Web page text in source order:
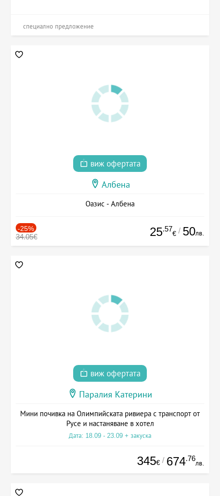
специално предложение
виж офертата
Албена
Оазис - Албена
-25%
34.05€ 25.57
€ / 50лв.
виж офертата
Паралия Катерини
Мини почивка на Олимпийската ривиера с транспорт от
Русе и настаняване в хотел
Дата: 18.09 - 23.09 + закуска
345€ / 674.76
лв.